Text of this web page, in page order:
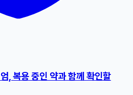
, 복용 중인 약과 함께 확인할